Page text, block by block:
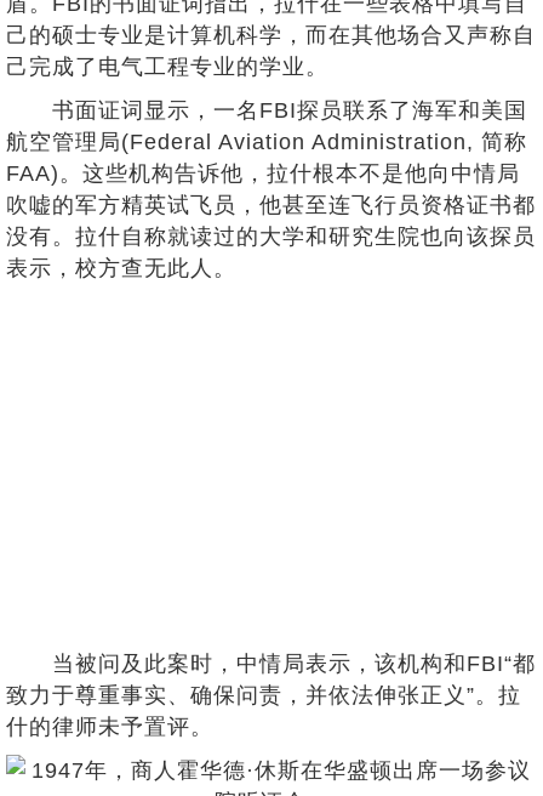
己的硕士专业是计算机科学，而在其他场合又声称自
己完成了电气工程专业的学业。
书面证词显示，一名FBI探员联系了海军和美国
航空管理局(Federal Aviation Administration, 简称
FAA)。这些机构告诉他，拉什根本不是他向中情局
吹嘘的军方精英试飞员，他甚至连飞行员资格证书都
没有。拉什自称就读过的大学和研究生院也向该探员
表示，校方查无此人。
当被问及此案时，中情局表示，该机构和FBI“都
致力于尊重事实、确保问责，并依法伸张正义”。拉
什的律师未予置评。